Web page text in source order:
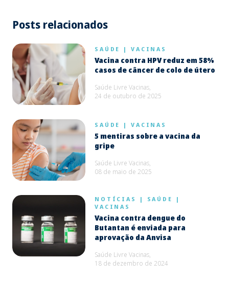
Posts relacionados
SAÚDE | VACINAS
Vacina contra HPV reduz em 58%
casos de câncer de colo de útero
Saúde Livre Vacinas,
24 de outubro de 2025
SAÚDE | VACINAS
5 mentiras sobre a vacina da
gripe
Saúde Livre Vacinas,
08 de maio de 2025
NOTÍCIAS | SAÚDE
|
VACINAS
Vacina contra dengue do
Butantan é enviada para
aprovação da Anvisa
Saúde Livre Vacinas,
18 de dezembro de 2024